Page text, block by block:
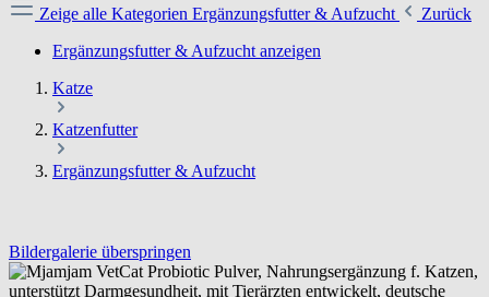
Zeige alle Kategorien Ergänzungsfutter & Aufzucht
Zurück
Ergänzungsfutter & Aufzucht anzeigen
Katze
Katzenfutter
Ergänzungsfutter & Aufzucht
Bildergalerie überspringen